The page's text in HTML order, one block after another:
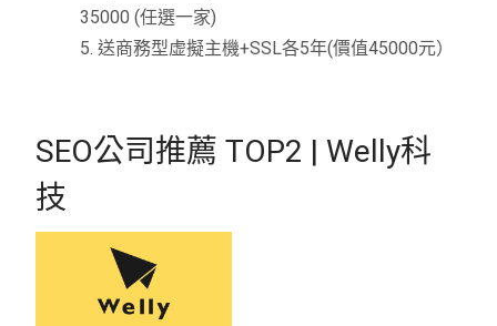
35000 (任選一家)
5. 送商務型虚擬主機+SSL各5年(價值45000元）
SEO公司推薦 TOP2 | Welly科
技